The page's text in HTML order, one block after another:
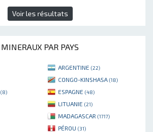
Voir les résultats
MINERAUX PAR PAYS
ARGENTINE (22)
CONGO-KINSHASA (18)
(8) ESPAGNE (48)
LITUANIE (21)
MADAGASCAR (1717)
PÉROU (31)